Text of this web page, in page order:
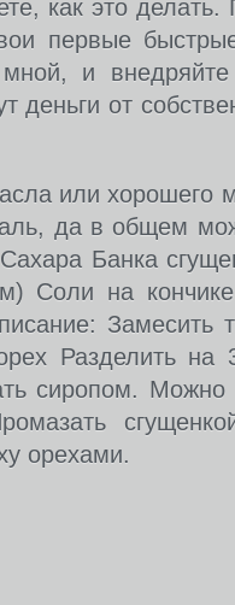
как это
первые
мной, и
деньги от
или хорошего
да в общем
Банка
Соли на
Замесить
Разделить на
сиропом.
орехами.